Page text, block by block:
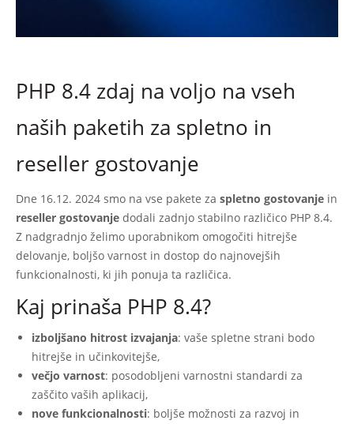
PHP 8.4 zdaj na voljo na vseh
naših paketih za spletno in
reseller gostovanje
Dne 16.12. 2024 smo na vse pakete za spletno gostovanje in
reseller gostovanje dodali zadnjo stabilno različico PHP 8.4.
Z nadgradnjo želimo uporabnikom omogočiti hitrejše
delovanje, boljšo varnost in dostop do najnovejših
funkcionalnosti, ki jih ponuja ta različica.
Kaj prinaša PHP 8.4?
izboljšano hitrost izvajanja: vaše spletne strani bodo
hitrejše in učinkovitejše,
večjo varnost: posodobljeni varnostni standardi za
zaščito vaših aplikacij,
nove funkcionalnosti: boljše možnosti za razvoj in